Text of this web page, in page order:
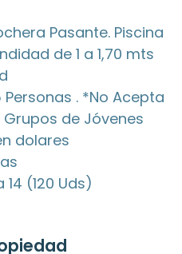
Pasante. Piscina
de 1 a 1,70 mts
. *No Acepta
de Jóvenes
dolares
(120 Uds)